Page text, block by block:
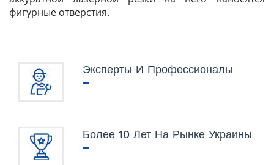
фигурные отверстия.
Эксперты И Профессионалы
Более 10 Лет На Рынке Украины